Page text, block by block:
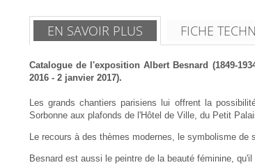
EN SAVOIR PLUS FICHE
Catalogue de l'exposition Albert Besnard (1849-
2016 - 2 janvier 2017).
Les grands chantiers parisiens lui offrent la
Sorbonne aux plafonds de l'Hôtel de Ville, du Petit
Le recours à des thèmes modernes, le symbolisme
Besnard est aussi le peintre de la beauté féminine,